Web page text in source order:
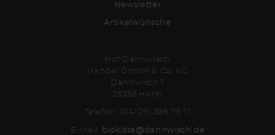
Newsletter
Artikelwünsche
Hof Dannwisch
Handel GmbH & Co. KG
Dannwisch 1
25358 Horst
Telefon: (04126) 396 76 11
E-Mail: biokiste@dannwisch.de